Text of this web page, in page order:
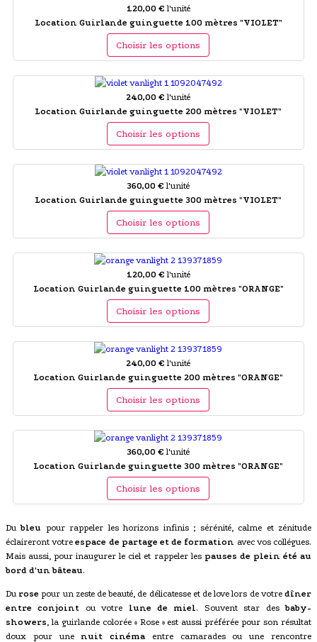
120,00 € l'unité
Location Guirlande guinguette 100 mètres "VIOLET"
Choisir les options
240,00 € l'unité
Location Guirlande guinguette 200 mètres "VIOLET"
Choisir les options
360,00 € l'unité
Location Guirlande guinguette 300 mètres "VIOLET"
Choisir les options
120,00 € l'unité
Location Guirlande guinguette 100 mètres "ORANGE"
Choisir les options
240,00 € l'unité
Location Guirlande guinguette 200 mètres "ORANGE"
Choisir les options
360,00 € l'unité
Location Guirlande guinguette 300 mètres "ORANGE"
Choisir les options
Dubleu pour rappeler les horizons infinis ; sérénité, calme et zénitude
éclaireront votreespace de partage et de formation avec vos collégues.
Mais aussi, pour inaugurer le ciel et rappeler les pauses de plein été au
bord d'un bâteau.
Du rose pour un zeste de beauté, de délicatesse et de love lors de votredîner
entre conjoint ou votre lune de miel. Souvent star desbaby-
showers, la guirlande colorée « Rose » est aussi préférée pour son résultat
doux pour une nuit cinéma entre camarades ou une rencontre